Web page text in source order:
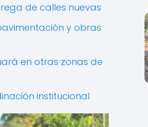
de calles nuevas
y obras
en otras zonas de
institucional